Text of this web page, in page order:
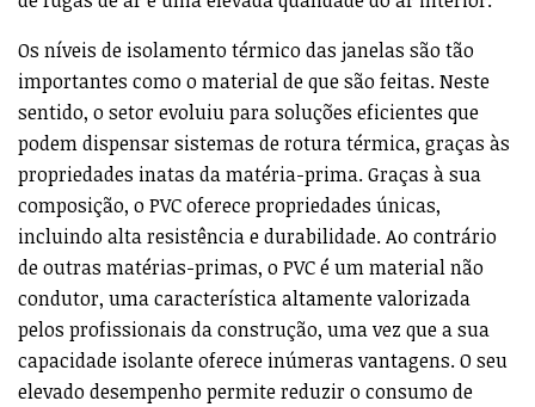
Os níveis de isolamento térmico das janelas são tão
importantes como o material de que são feitas. Neste
sentido, o setor evoluiu para soluções eficientes que
podem dispensar sistemas de rotura térmica, graças às
propriedades inatas da matéria-prima. Graças à sua
composição, o PVC oferece propriedades únicas,
incluindo alta resistência e durabilidade. Ao contrário
de outras matérias-primas, o PVC é um material não
condutor, uma característica altamente valorizada
pelos profissionais da construção, uma vez que a sua
capacidade isolante oferece inúmeras vantagens. O seu
elevado desempenho permite reduzir o consumo de